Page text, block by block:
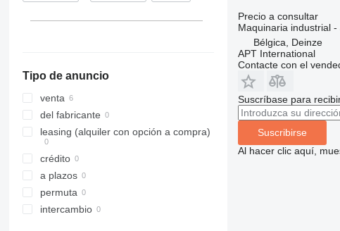
Tipo de anuncio
venta
del fabricante
leasing (alquiler con opción a compra)
crédito
a plazos
permuta
intercambio
Precio a consultar
Maquinaria industrial
Bélgica, Deinze
APT International
Contacte con el
Suscríbase para
Suscribirse
Al hacer clic aquí,